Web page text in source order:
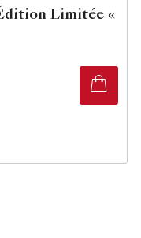
Limitée «